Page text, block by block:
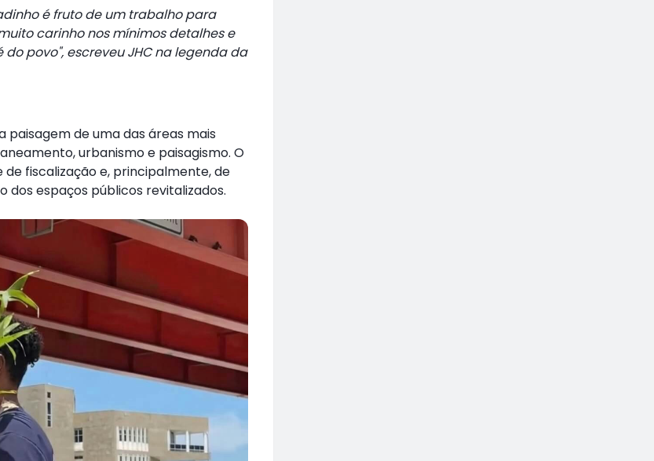
é fruto de um trabalho para
carinho nos mínimos detalhes e
povo", escreveu JHC na legenda da
de uma das áreas mais
urbanismo e paisagismo. O
fiscalização e, principalmente, de
espaços públicos revitalizados.